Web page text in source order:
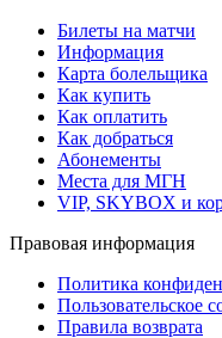
Билеты на матчи
Информация
Карта болельщика
Как купить
Как оплатить
Как добраться
Абонементы
Места для МГН
VIP, SKYBOX и
Правовая информация
Политика
Пользовательское
Правила возврата